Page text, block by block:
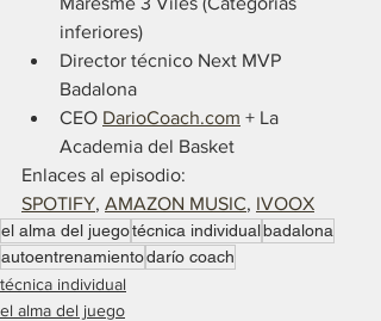
inferiores)
Director técnico Next MVP
Badalona
CEO DarioCoach.com + La
Academia del Basket
Enlaces al episodio:
SPOTIFY, AMAZON MUSIC, IVOOX
el alma del juegotécnica individualbadalona
autoentrenamientodarío coach
técnica individual
el alma del juego